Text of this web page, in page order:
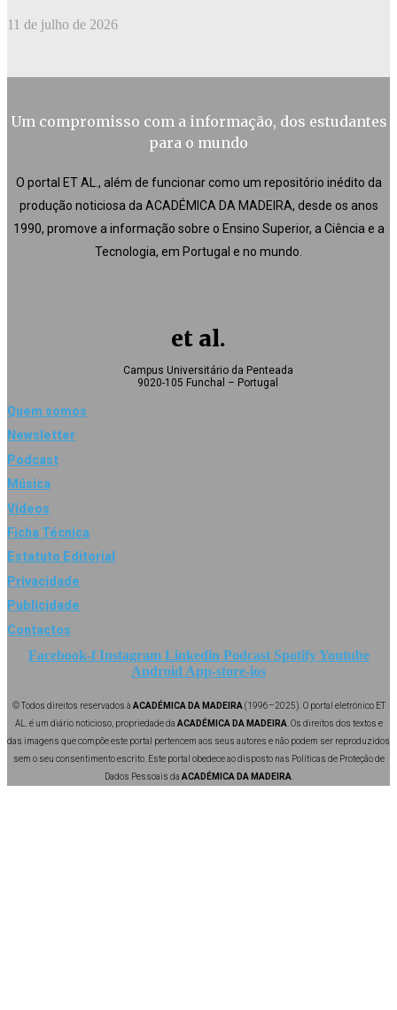
11 de julho de 2026
Um compromisso com a informação, dos estudantes
para o mundo
O portal ET AL., além de funcionar como um repositório inédito da
produção noticiosa da ACADÉMICA DA MADEIRA, desde os anos
1990, promove a informação sobre o Ensino Superior, a Ciência e a
Tecnologia, em Portugal e no mundo.
et al.
Campus Universitário da Penteada
9020-105 Funchal – Portugal
Quem somos
Newsletter
Podcast
Música
Vídeos
Ficha Técnica
Estatuto Editorial
Privacidade
Publicidade
Contactos
Facebook-f Instagram Linkedin Podcast Spotify Youtube
Android App-store-ios
© Todos direitos reservados à ACADÉMICA DA MADEIRA (1996–2025). O portal eletrónico ET
AL. é um diário noticioso, propriedade da ACADÉMICA DA MADEIRA . Os direitos dos textos e
das imagens que compõe este portal pertencem aos seus autores e não podem ser reproduzidos
sem o seu consentimento escrito. Este portal obedece ao disposto nas Políticas de Proteção de
Dados Pessoais da ACADÉMICA DA MADEIRA